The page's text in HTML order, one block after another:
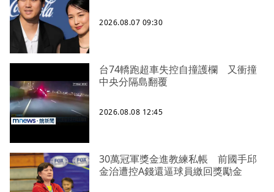
2026.08.07 09:30
台74轎跑超車失控自撞護欄 又衝撞
中央分隔島翻覆
2026.08.08 12:45
30萬冠軍獎金進教練私帳 前國手邱
金治遭控A錢還逼球員繳回獎勵金